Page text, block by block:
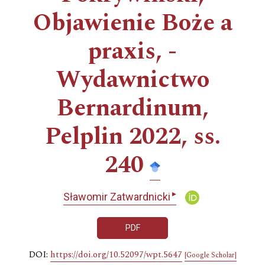
Objawienie Boże a
praxis, ­
Wydawnictwo
Bernardinum,
Pelplin 2022, ss.
240
Sławomir Zatwardnicki ▸
PDF
DOI: https://doi.org/10.52097/wpt.5647 [Google Scholar]